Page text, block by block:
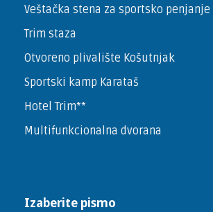
Veštačka stena za sportsko penjanje
Trim staza
Otvoreno plivalište Košutnjak
Sportski kamp Karataš
Hotel Trim**
Multifunkcionalna dvorana
Izaberite pismo